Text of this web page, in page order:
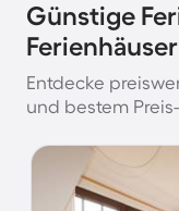
Günstige
Entdecke
und bestem